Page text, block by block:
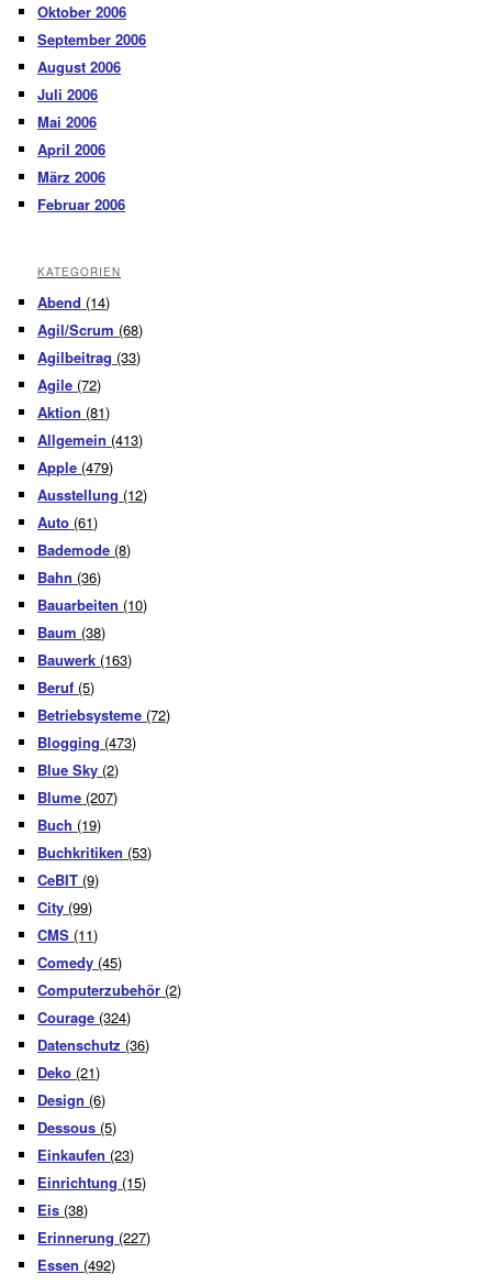
Oktober 2006
September 2006
August 2006
Juli 2006
Mai 2006
April 2006
März 2006
Februar 2006
KATEGORIEN
Abend (14)
Agil/Scrum (68)
Agilbeitrag (33)
Agile (72)
Aktion (81)
Allgemein (413)
Apple (479)
Ausstellung (12)
Auto (61)
Bademode (8)
Bahn (36)
Bauarbeiten (10)
Baum (38)
Bauwerk (163)
Beruf (5)
Betriebsysteme (72)
Blogging (473)
Blue Sky (2)
Blume (207)
Buch (19)
Buchkritiken (53)
CeBIT (9)
City (99)
CMS (11)
Comedy (45)
Computerzubehör (2)
Courage (324)
Datenschutz (36)
Deko (21)
Design (6)
Dessous (5)
Einkaufen (23)
Einrichtung (15)
Eis (38)
Erinnerung (227)
Essen (492)